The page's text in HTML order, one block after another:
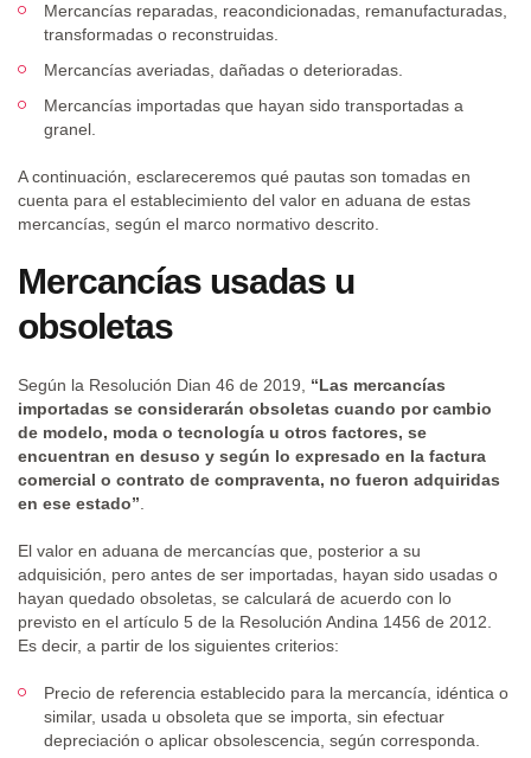
Mercancías reparadas, reacondicionadas, remanufacturadas,
transformadas o reconstruidas.
Mercancías averiadas, dañadas o deterioradas.
Mercancías importadas que hayan sido transportadas a
granel.
A continuación, esclareceremos qué pautas son tomadas en
cuenta para el establecimiento del valor en aduana de estas
mercancías, según el marco normativo descrito.
Mercancías usadas u
obsoletas
Según la Resolución Dian 46 de 2019, “Las mercancías
importadas se considerarán obsoletas cuando por cambio
de modelo, moda o tecnología u otros factores, se
encuentran en desuso y según lo expresado en la factura
comercial o contrato de compraventa, no fueron adquiridas
en ese estado”.
El valor en aduana de mercancías que, posterior a su
adquisición, pero antes de ser importadas, hayan sido usadas o
hayan quedado obsoletas, se calculará de acuerdo con lo
previsto en el artículo 5 de la Resolución Andina 1456 de 2012.
Es decir, a partir de los siguientes criterios:
Precio de referencia establecido para la mercancía, idéntica o
similar, usada u obsoleta que se importa, sin efectuar
depreciación o aplicar obsolescencia, según corresponda.